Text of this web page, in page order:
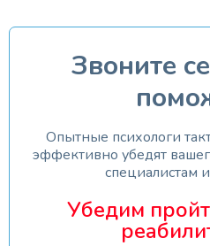
Звоните
Опытные психологи
эффективно убедят
специалистам
Убедим